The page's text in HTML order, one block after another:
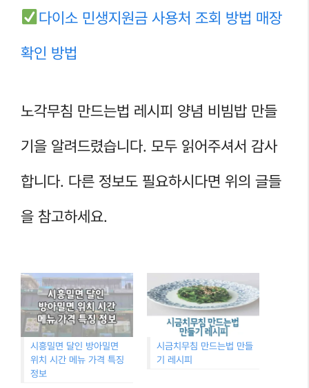
다이소 민생지원금 사용처 조회 방법 매장
확인 방법
노각무침 만드는법 레시피 양념 비빔밥 만들
기을 알려드렸습니다. 모두 읽어주셔서 감사
합니다. 다른 정보도 필요하시다면 위의 글들
을 참고하세요.
시흥밀면 달인 방아밀면
위치 시간 메뉴 가격 특징
정보
시금치무침 만드는법 만들
기 레시피